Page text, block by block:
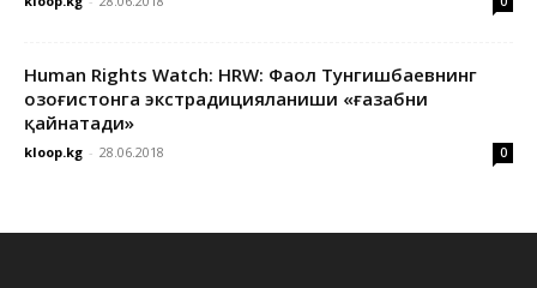
Human Rights Watch: HRW: Фаол Тунгишбаевнинг
Қозоғистонга экстрадицияланиши «ғазабни
қайнатади»
kloop.kg - 28.06.2018 0